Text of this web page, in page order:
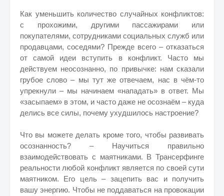
Как уменьшить количество случайных конфликтов:
с прохожими, другими пассажирами или
покупателями, сотрудниками социальных служб или
продавцами, соседями? Прежде всего – отказаться
от самой идеи вступить в конфликт. Часто мы
действуем неосознанно, по привычке: нам сказали
грубое слово – мы тут же отвечаем, нас в чём-то
упрекнули – мы начинаем «нападать» в ответ. Мы
«засыпаем» в этом, и часто даже не осознаём – куда
делись все силы, почему ухудшилось настроение?
Что вы можете делать кроме того, чтобы развивать
осознанность? – Научиться правильно
взаимодействовать с маятниками. В Трансерфинге
реальности любой конфликт является по своей сути
маятником. Его цель – зацепить вас и получить
вашу энергию. Чтобы не поддаваться на провокации